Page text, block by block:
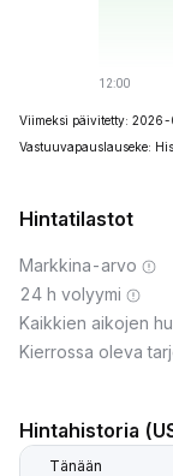
Viimeksi päivitetty:
Vastuuvapauslauseke:
Hintatilastot
Markkina-arvo
24 h volyymi
Kaikkien aikojen
Kierrossa oleva
Hintahistoria
Tänään